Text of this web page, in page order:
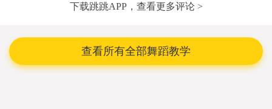
下载跳跳APP，查看更多评论 >
查看所有全部舞蹈教学